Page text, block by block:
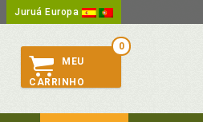
Juruá Europa
0
MEU
CARRINHO